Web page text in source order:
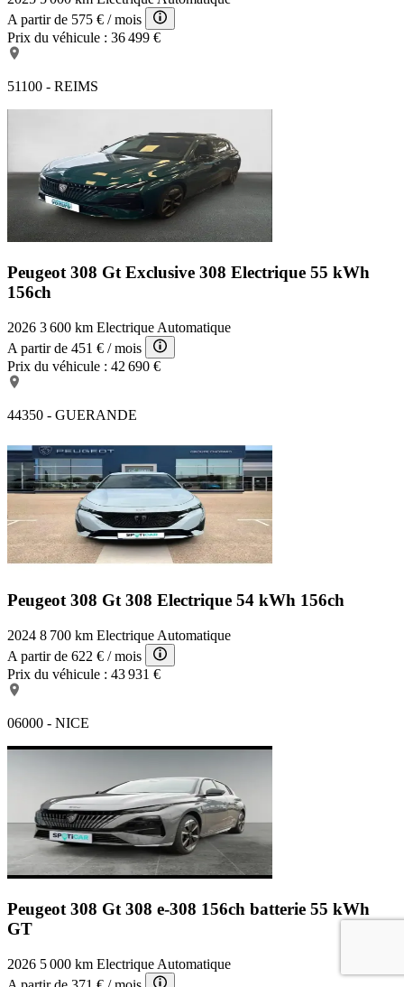
A partir de 575 € / mois
Prix du véhicule : 36 499 €
51100 - REIMS
Peugeot 308 Gt Exclusive 308 Electrique 55 kWh
156ch
2026 3 600 km Electrique Automatique
A partir de 451 € / mois
Prix du véhicule : 42 690 €
44350 - GUERANDE
Peugeot 308 Gt308 Electrique 54 kWh 156ch
2024 8 700 km Electrique Automatique
A partir de 622 € / mois
Prix du véhicule : 43 931 €
06000 - NICE
Peugeot 308 Gt 308 e-308 156ch batterie 55 kWh
GT
2026 5 000 km Electrique Automatique